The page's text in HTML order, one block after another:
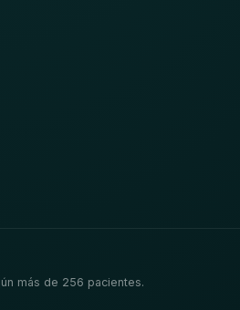
más de 256 pacientes.